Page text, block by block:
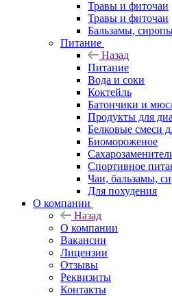
Травы и фиточаи
Травы и фиточаи
Бальзамы,
Питание
Назад
Питание
Вода и соки
Коктейль
Батончики и
Продукты для
Белковые смеси
Биомороженое
Спортивное
Чаи, бальзамы,
Для похудения
О компании
Назад
О компании
Вакансии
Лицензии
Отзывы
Реквизиты
Контакты